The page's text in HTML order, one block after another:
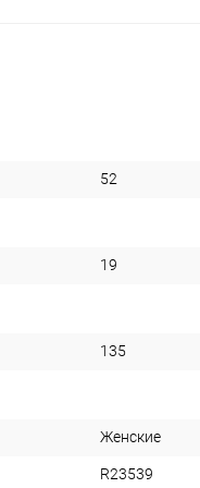
52
19
135
Женские
R23539